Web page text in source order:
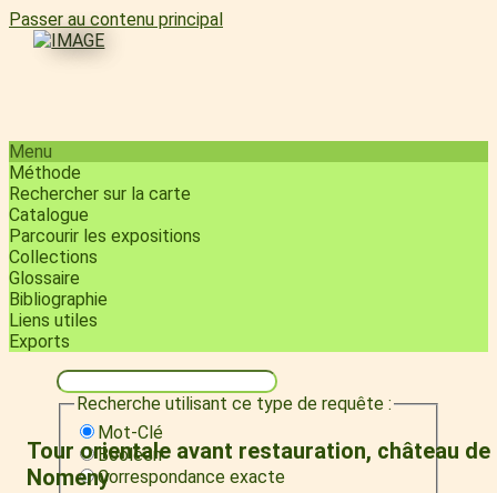
Passer au contenu principal
Menu
Méthode
Rechercher sur la carte
Catalogue
Parcourir les expositions
Collections
Glossaire
Bibliographie
Liens utiles
Exports
Recherche utilisant ce type de requête :
Mot-Clé
Booléen
Correspondance exacte
Tour orientale avant restauration, château de
Nomeny